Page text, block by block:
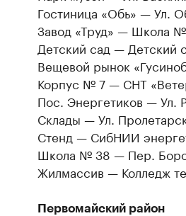
Гостиница «Обь» — Ул.
Завод «Труд» — Школа
Детский сад — Детский
Вещевой рынок
Корпус № 7 — СНТ
Пос. Энергетиков — Ул.
Склады — Ул.
Стенд — СибНИИ
Школа № 38 — Пер.
Жилмассив — Колледж
Первомайский район